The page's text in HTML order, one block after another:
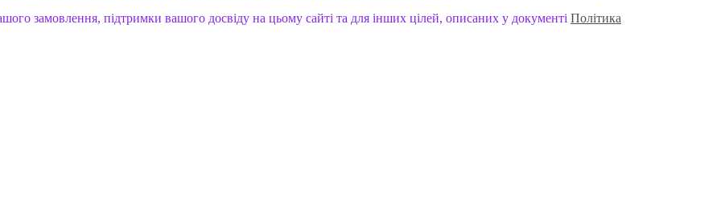
замовлення, підтримки вашого досвіду на цьому сайті та для інших цілей, описаних у документі Політика